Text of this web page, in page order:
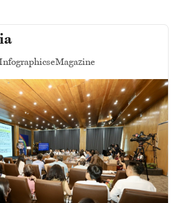
eMagazine